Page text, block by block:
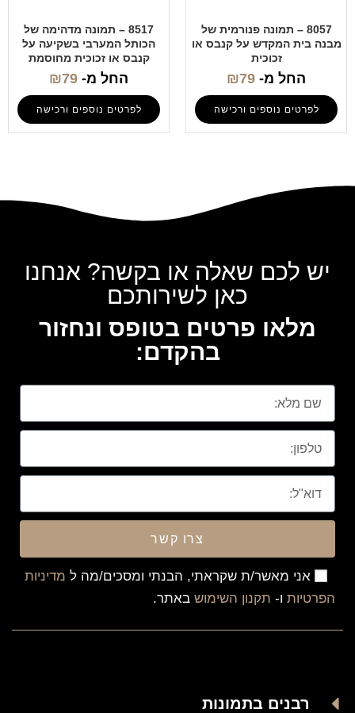
8057 – תמונה פנורמית של
מבנה בית המקדש על קנבס או
זכוכית
החל מ- ₪79
לפרטים נוספים ורכישה
8517 – תמונה מדהימה של
הכותל המערבי בשקיעה על
קנבס או זכוכית מחוסמת
החל מ- ₪79
לפרטים נוספים ורכישה
יש לכם שאלה או בקשה? אנחנו
כאן לשירותכם
מלאו פרטים בטופס ונחזור
בהקדם:
אני מאשר/ת שקראתי, הבנתי ומסכים/מה ל מדיניות
הפרטיות ו- תקנון השימוש באתר.
צרו קשר
רבנים בתמונות